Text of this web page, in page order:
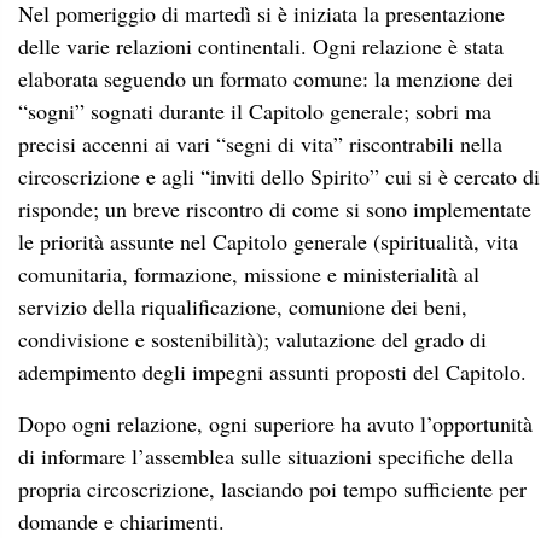
Nel pomeriggio di martedì si è iniziata la presentazione
delle varie relazioni continentali. Ogni relazione è stata
elaborata seguendo un formato comune: la menzione dei
“sogni” sognati durante il Capitolo generale; sobri ma
precisi accenni ai vari “segni di vita” riscontrabili nella
circoscrizione e agli “inviti dello Spirito” cui si è cercato di
risponde; un breve riscontro di come si sono implementate
le priorità assunte nel Capitolo generale (spiritualità, vita
comunitaria, formazione, missione e ministerialità al
servizio della riqualificazione, comunione dei beni,
condivisione e sostenibilità); valutazione del grado di
adempimento degli impegni assunti proposti del Capitolo.
Dopo ogni relazione, ogni superiore ha avuto l’opportunità
di informare l’assemblea sulle situazioni specifiche della
propria circoscrizione, lasciando poi tempo sufficiente per
domande e chiarimenti.